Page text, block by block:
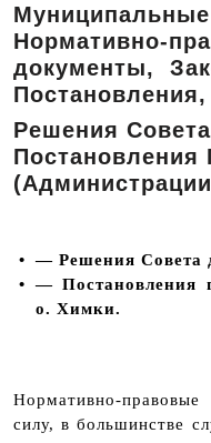
Нормативно-
документы,
Решения
Постановления
•
— Решения Совета
•
— Постановления
о. Химки.
Нормативно-
силу, в большинстве